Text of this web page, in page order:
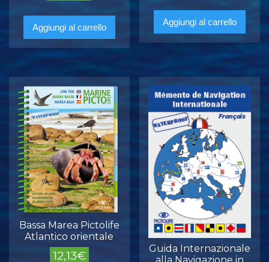
Aggiungi al carrello
Aggiungi al carrello
Bassa Marea Pictolife
Atlantico orientale
12,13€
Guida Internazionale